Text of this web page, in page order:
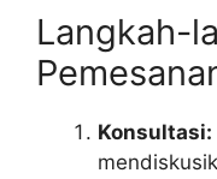
Langkah-
Konsultasi: